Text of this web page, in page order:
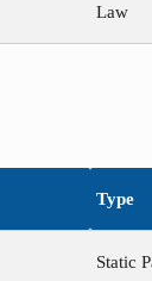
Law
Type
Static